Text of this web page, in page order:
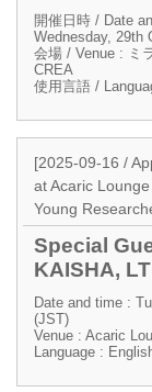
開催日時 / Date
Wednesday, 29th
会場 / Venue : ミ
CREA
使用言語 /
[2025-09-16 /
at Acaric
Young
Special
KAISHA,
Date and time :
(JST)
Venue : Acaric
Language :